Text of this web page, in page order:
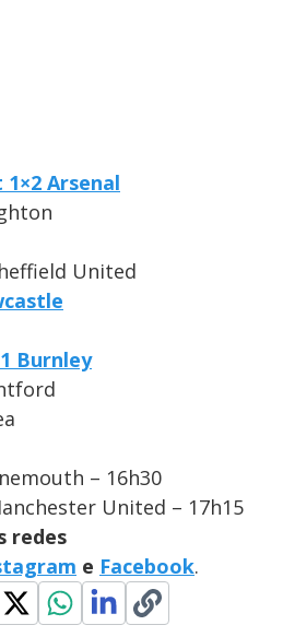
Arsenal
United
Burnley
– 16h30
United – 17h15
redes
e Facebook.